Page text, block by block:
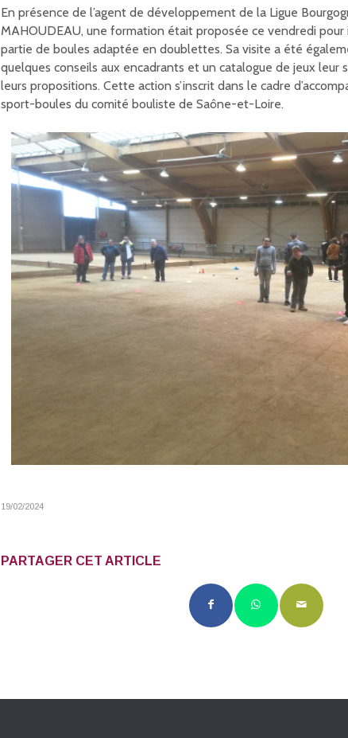
En présence de l’agent de développement de la Ligue
MAHOUDEAU, une formation était proposée ce vendredi
partie de boules adaptée en doublettes. Sa visite a été
quelques conseils aux encadrants et un catalogue de jeux leur
leurs propositions. Cette action s’inscrit dans le cadre
sport-boules du comité bouliste de Saône-et-Loire.
19/02/2024
PARTAGER CET ARTICLE